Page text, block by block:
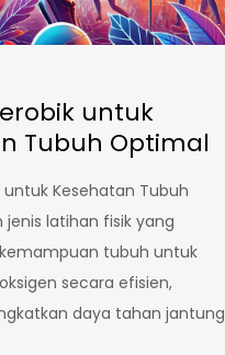
untuk
Tubuh Optimal
untuk Kesehatan Tubuh
latihan fisik yang
tubuh untuk
secara efisien,
daya tahan jantung